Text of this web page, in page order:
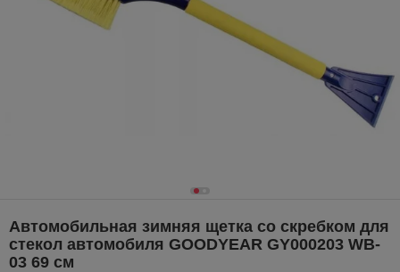
Автомобильная зимняя щетка со скребком для
стекол автомобиля GOODYEAR GY000203 WB-
03 69 см